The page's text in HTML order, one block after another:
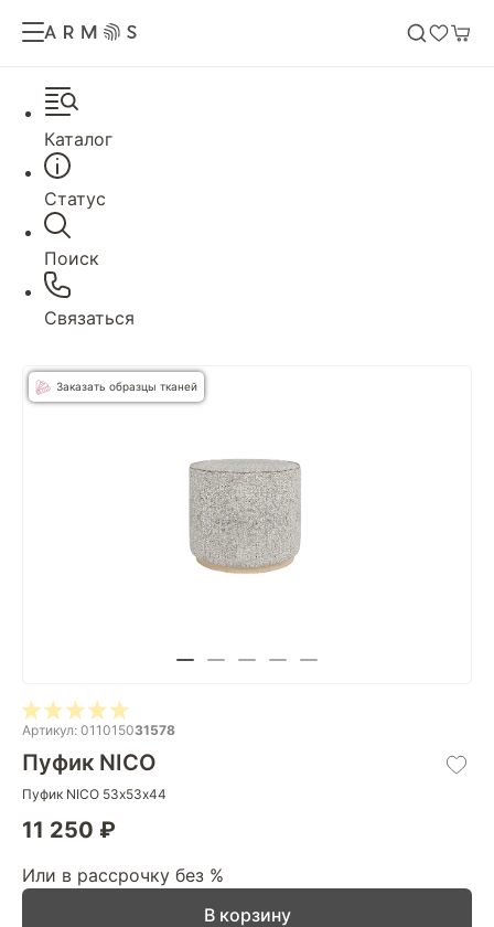
Каталог
Статус
Поиск
Связаться
Заказать образцы тканей
Артикул: 011015031578
Пуфик NICO
Пуфик NICO 53х53х44
11 250 ₽
Или в рассрочку без %
В корзину